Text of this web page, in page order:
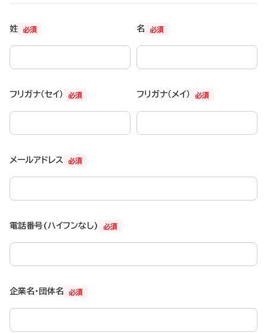
必須
姓 必須
名
必須
フリガナ（セイ） 必須
フリガナ（メイ）
必須
メールアドレス
必須
電話番号(ハイフンなし)
必須
企業名・団体名